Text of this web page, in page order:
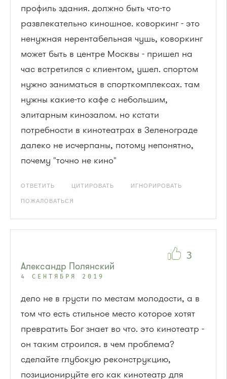
профиль здания. должно быть что-то
развлекательно киношное. коворкинг - это
ненужная нерентабельная чушь, коворкинг
может быть в центре Москвы - пришел на
час встретился с клиентом, ушел. спортом
нужно заниматься в спорткомплексах. там
нужны какие-то кафе с небольшим,
элитарным кинозалом. но кстати
потребности в кинотеатрах в Зеленограде
далеко не исчерпаны, потому непонятно,
почему "точно не кино"
ОТВЕТИТЬ ЦИТИРОВАТЬ ИГНОРИРОВАТЬ
ПОЖАЛОВАТЬСЯ
Александр Полянский
4 СЕНТЯБРЯ 2019
дело не в грусти по местам молодости, а в
том что есть стильное место которое хотят
превратить Бог знает во что. это кинотеатр -
он таким строился. в чем проблема?
сделайте глубокую реконструкцию,
позиционируйте его как кинотеатр для
3